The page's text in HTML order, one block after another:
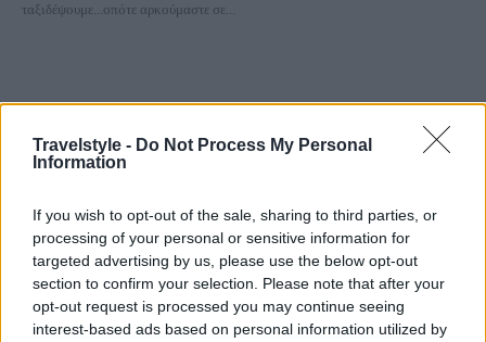
Travelstyle - Do Not Process My Personal
Information
If you wish to opt-out of the sale, sharing to third parties, or
processing of your personal or sensitive information for
targeted advertising by us, please use the below opt-out
section to confirm your selection. Please note that after your
opt-out request is processed you may continue seeing
interest-based ads based on personal information utilized by
ταξιδέψουμε...οπότε αρκούμαστε σε...
Galleries
CNN:Οι καλύτερες ταξιδιωτικές φωτογραφίες του 2020(ως
τώρα) από μια “περίεργη” χρονιά για το ταξίδι
18 Νοεμβρίου 2020, 13:04